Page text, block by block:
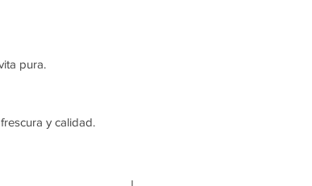
pura.
y calidad.